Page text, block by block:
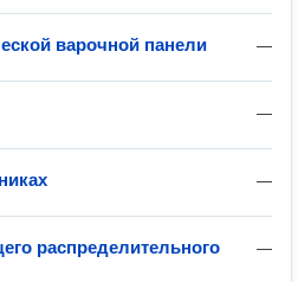
—
варочной панели
—
—
—
распределительного